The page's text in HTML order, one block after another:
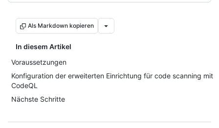
Als Markdown kopieren
In diesem Artikel
Voraussetzungen
Konfiguration der erweiterten Einrichtung für code scanning mit
CodeQL
Nächste Schritte